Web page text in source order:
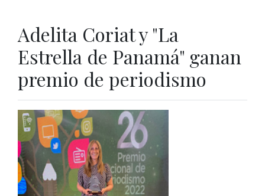
Adelita Coriat y "La
Estrella de Panamá" ganan
premio de periodismo